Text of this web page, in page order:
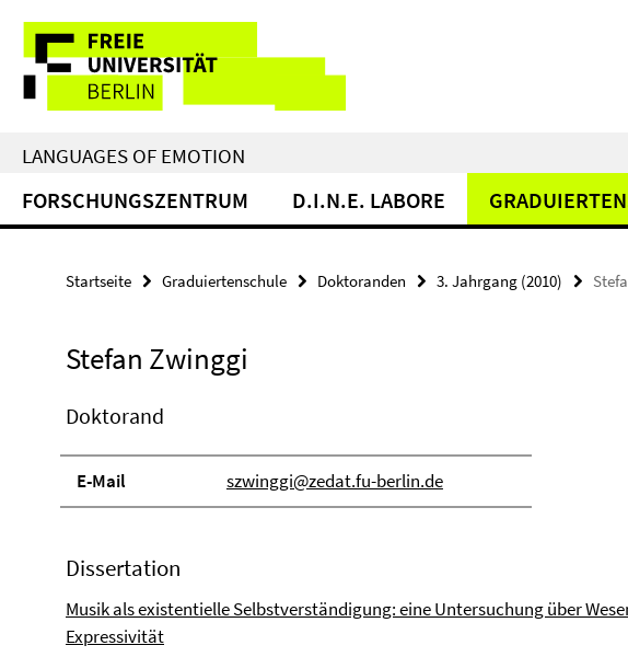
direkt
Inhalt
Service-
Navigation
LANGUAGES OF EMOTION
FORSCHUNGSZENTRUM D.I.N.E. LABORE
Startseite Graduiertenschule Doktoranden 3. Jahrgang (2010)
Stefan Zwinggi
Doktorand
E-Mail szwinggi@zedat.fu-berlin.de
Dissertation
Musik als existentielle Selbstverständigung: eine Untersuchung über
Expressivität